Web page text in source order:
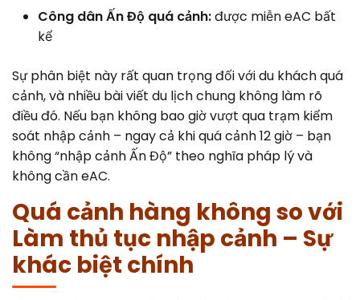
Công dân Ấn Độ quá cảnh:được miễn eAC bất
kể
Sự phân biệt này rất quan trọng đối với du khách quá
cảnh, và nhiều bài viết du lịch chung không làm rõ
điều đó. Nếu bạn không bao giờ vượt qua trạm kiểm
soát nhập cảnh – ngay cả khi quá cảnh 12 giờ – bạn
không “nhập cảnh Ấn Độ” theo nghĩa pháp lý và
không cần eAC.
Quá cảnh hàng không so với
Làm thủ tục nhập cảnh – Sự
khác biệt chính